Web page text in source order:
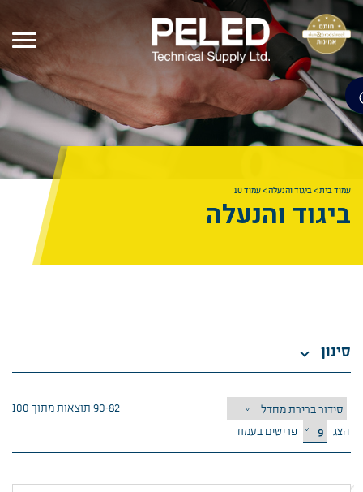
עמוד בית>ביגוד והנעלה>עמוד 10
ביגוד והנעלה
סינון
82–90 תוצאות מתוך 100
הצג
פריטים בעמוד